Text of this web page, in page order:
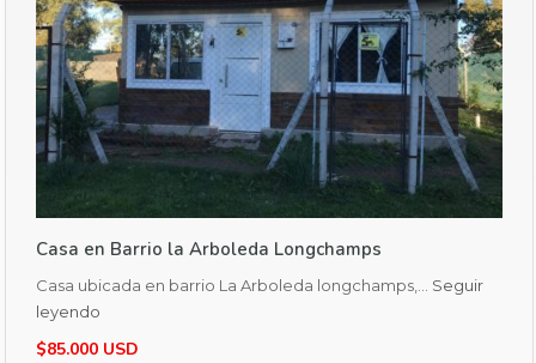
Casa en Barrio la Arboleda Longchamps
Casa ubicada en barrio La Arboleda longchamps,… Seguir
leyendo
$85.000 USD